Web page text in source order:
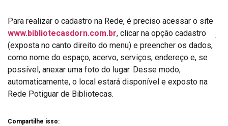
Para realizar o cadastro na Rede, é preciso acessar o site
www.bibliotecasdorn.com.br, clicar na opção cadastro
(exposta no canto direito do menu) e preencher os dados,
como nome do espaço, acervo, serviços, endereço e, se
possível, anexar uma foto do lugar. Desse modo,
automaticamente, o local estará disponível e exposto na
Rede Potiguar de Bibliotecas.
Compartilhe isso: